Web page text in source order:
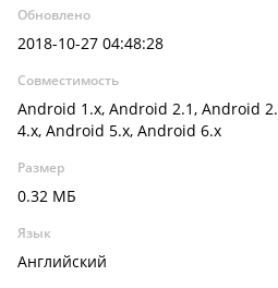
Обновлено
2018-10-27 04:48:28
Совместимость
Android 1.x, Android 2.1, Android
4.x, Android 5.x, Android 6.x
Размер
0.32 МБ
Язык
Английский